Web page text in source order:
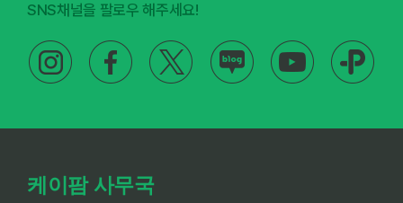
SNS채널을 팔로우 해주세요!
케이팜 사무국